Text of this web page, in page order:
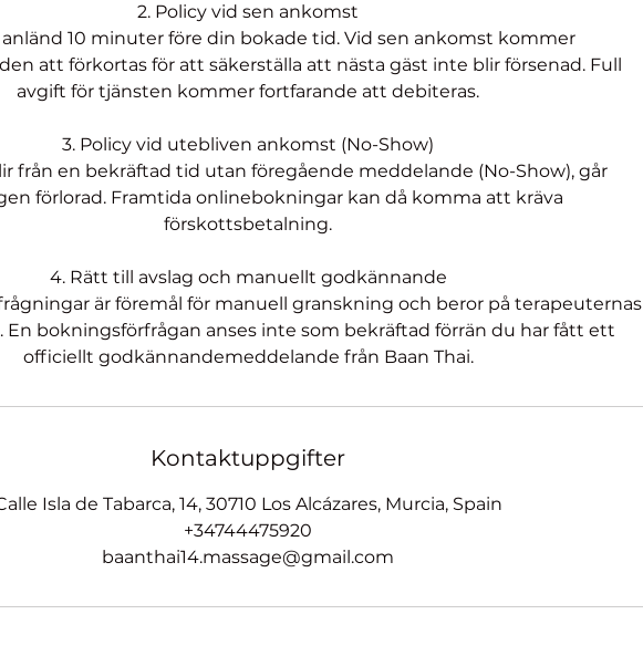
2. Policy vid sen ankomst
10 minuter före din bokade tid. Vid sen ankomst kommer
att förkortas för att säkerställa att nästa gäst inte blir försenad. Full
avgift för tjänsten kommer fortfarande att debiteras.
3. Policy vid utebliven ankomst (No-Show)
från en bekräftad tid utan föregående meddelande (No-Show), går
förlorad. Framtida onlinebokningar kan då komma att kräva
förskottsbetalning.
4. Rätt till avslag och manuellt godkännande
är föremål för manuell granskning och beror på terapeuternas
bokningsförfrågan anses inte som bekräftad förrän du har fått ett
officiellt godkännandemeddelande från Baan Thai.
Kontaktuppgifter
Isla de Tabarca, 14, 30710 Los Alcázares, Murcia, Spain
+34744475920
baanthai14.massage@gmail.com